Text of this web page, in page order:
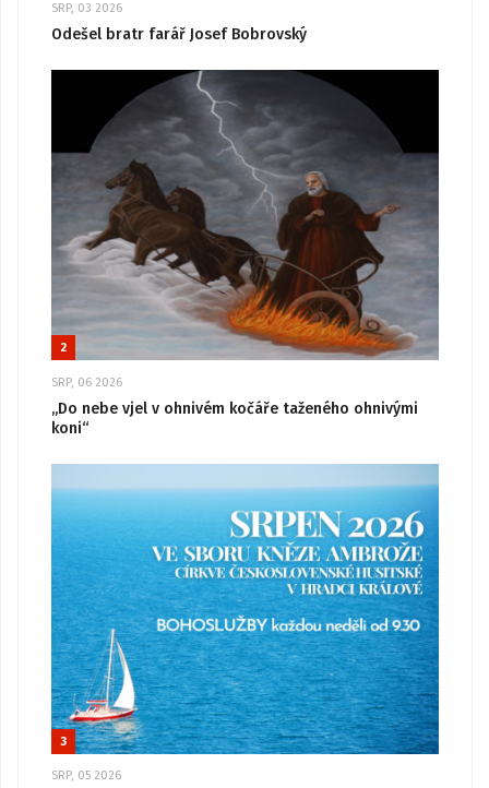
SRP, 03 2026
Odešel bratr farář Josef Bobrovský
2
SRP, 06 2026
„Do nebe vjel v ohnivém kočáře taženého ohnivými
koni“
3
SRP, 05 2026